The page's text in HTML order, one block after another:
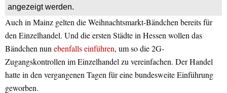
angezeigt werden.
Auch in Mainz gelten die Weihnachtsmarkt-Bändchen bereits für
den Einzelhandel. Und die ersten Städte in Hessen wollen das
Bändchen nunebenfalls einführen, um so die 2G-
Zugangskontrollen im Einzelhandel zu vereinfachen. Der Handel
hatte in den vergangenen Tagen für eine bundesweite Einführung
geworben.